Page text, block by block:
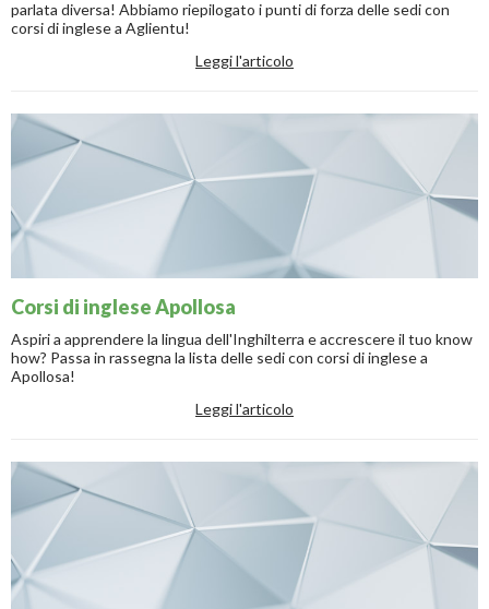
parlata diversa! Abbiamo riepilogato i punti di forza delle sedi con
corsi di inglese a Aglientu!
Leggi l'articolo
Corsi di inglese Apollosa
Aspiri a apprendere la lingua dell'Inghilterra e accrescere il tuo know
how? Passa in rassegna la lista delle sedi con corsi di inglese a
Apollosa!
Leggi l'articolo